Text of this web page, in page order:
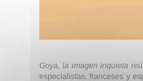
Goya, la imagen inquieta
especialistas, franceses y